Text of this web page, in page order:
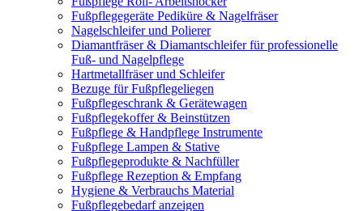
Fußpflegegeräte Pediküre & Nagelfräser
Nagelschleifer und Polierer
Diamantfräser & Diamantschleifer für professionelle
Fuß- und Nagelpflege
Hartmetallfräser und Schleifer
Bezuge für Fußpflegeliegen
Fußpflegeschrank & Gerätewagen
Fußpflegekoffer & Beinstützen
Fußpflege & Handpflege Instrumente
Fußpflege Lampen & Stative
Fußpflegeprodukte & Nachfüller
Fußpflege Rezeption & Empfang
Hygiene & Verbrauchs Material
Fußpflegebedarf anzeigen